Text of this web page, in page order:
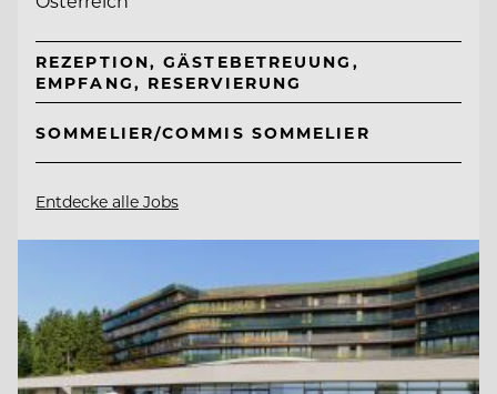
REZEPTION, GÄSTEBETREUUNG,
EMPFANG, RESERVIERUNG
SOMMELIER/COMMIS SOMMELIER
Entdecke alle Jobs